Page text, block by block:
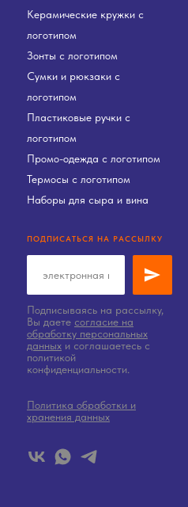
Керамические кружки с
логотипом
Зонты с логотипом
Сумки и рюкзаки с
логотипом
Пластиковые ручки с
логотипом
Промо-одежда с логотипом
Термосы с логотипом
Наборы для сыра и вина
ПОДПИСАТЬСЯ НА РАССЫЛКУ
Подписываясь на рассылку,
Вы даете согласие на
обработку персональных
данных и соглашаетесь c
политикой
конфиденциальности.
Политика обработки и
хранения данных